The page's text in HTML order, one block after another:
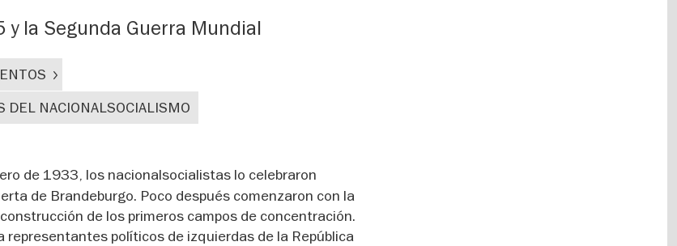
y la Segunda Guerra Mundial
DEL NACIONALSOCIALISMO
de 1933, los nacionalsocialistas lo celebraron
de Brandeburgo. Poco después comenzaron con la
de los primeros campos de concentración.
representantes políticos de izquierdas de la República